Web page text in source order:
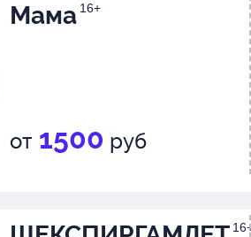
Мама 16+
от 1500 руб